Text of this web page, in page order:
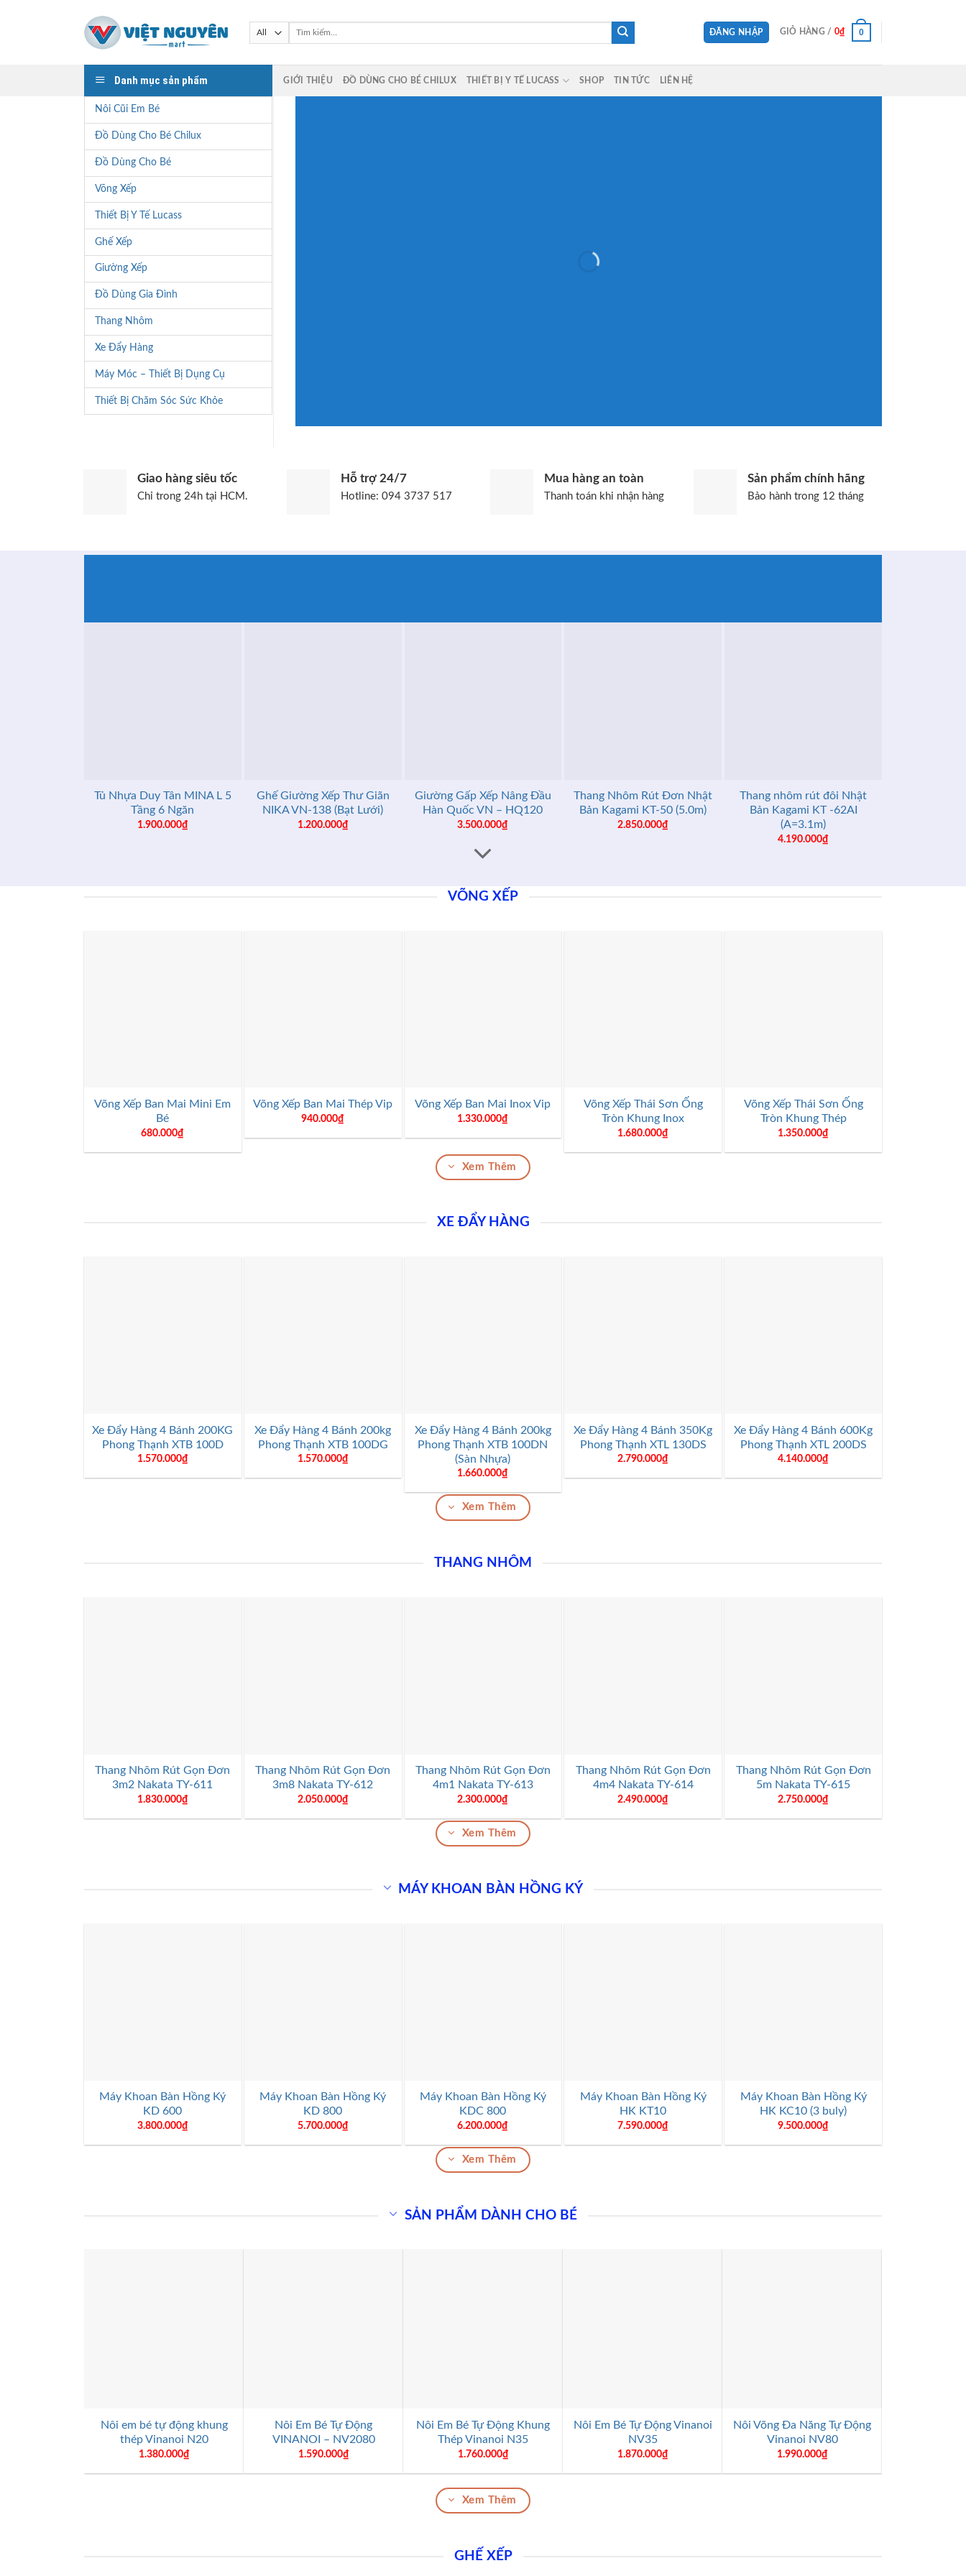
ĐĂNG NHẬP GIỎ HÀNG / 0₫ 0
Danh mục sản phẩm
Nôi Cũi Em Bé
Đồ Dùng Cho Bé Chilux
Đồ Dùng Cho Bé
Võng Xếp
Thiết Bị Y Tế Lucass
Ghế Xếp
Giường Xếp
Đồ Dùng Gia Đình
Thang Nhôm
Xe Đẩy Hàng
Máy Móc – Thiết Bị Dụng Cụ
Thiết Bị Chăm Sóc Sức Khỏe
GIỚI THIỆU ĐỒ DÙNG CHO BÉ CHILUX THIẾT BỊ Y TẾ LUCASS SHOP TIN TỨC LIÊN HỆ
Giao hàng siêu tốc
Chỉ trong 24h tại HCM.
Hỗ trợ 24/7
Hotline: 094 3737 517
Mua hàng an toàn
Thanh toán khi nhận hàng
Sản phẩm chính hãng
Bảo hành trong 12 tháng
Tủ Nhựa Duy Tân MINA L 5
Tầng 6 Ngăn
1.900.000₫
Ghế Giường Xếp Thư Giãn
NIKA VN-138 (Bạt Lưới)
1.200.000₫
Giường Gấp Xếp Nâng Đầu
Hàn Quốc VN – HQ120
3.500.000₫
Thang Nhôm Rút Đơn Nhật
Bản Kagami KT-50 (5.0m)
2.850.000₫
Thang nhôm rút đôi Nhật
Bản Kagami KT -62AI
(A=3.1m)
4.190.000₫
VÕNG XẾP
Võng Xếp Ban Mai Mini Em
Bé
680.000₫
Võng Xếp Ban Mai Thép Vip
940.000₫
Võng Xếp Ban Mai Inox Vip
1.330.000₫
Võng Xếp Thái Sơn Ống
Tròn Khung Inox
1.680.000₫
Võng Xếp Thái Sơn Ống
Tròn Khung Thép
1.350.000₫
Xem Thêm
XE ĐẨY HÀNG
Xe Đẩy Hàng 4 Bánh 200KG
Phong Thạnh XTB 100D
1.570.000₫
Xe Đẩy Hàng 4 Bánh 200kg
Phong Thạnh XTB 100DG
1.570.000₫
Xe Đẩy Hàng 4 Bánh 200kg
Phong Thạnh XTB 100DN
(Sàn Nhựa)
1.660.000₫
Xe Đẩy Hàng 4 Bánh 350Kg
Phong Thạnh XTL 130DS
2.790.000₫
Xe Đẩy Hàng 4 Bánh 600Kg
Phong Thạnh XTL 200DS
4.140.000₫
Xem Thêm
THANG NHÔM
Thang Nhôm Rút Gọn Đơn
3m2 Nakata TY-611
1.830.000₫
Thang Nhôm Rút Gọn Đơn
3m8 Nakata TY-612
2.050.000₫
Thang Nhôm Rút Gọn Đơn
4m1 Nakata TY-613
2.300.000₫
Thang Nhôm Rút Gọn Đơn
4m4 Nakata TY-614
2.490.000₫
Thang Nhôm Rút Gọn Đơn
5m Nakata TY-615
2.750.000₫
Xem Thêm
MÁY KHOAN BÀN HỒNG KÝ
Máy Khoan Bàn Hồng Ký
KD 600
3.800.000₫
Máy Khoan Bàn Hồng Ký
KD 800
5.700.000₫
Máy Khoan Bàn Hồng Ký
KDC 800
6.200.000₫
Máy Khoan Bàn Hồng Ký
HK KT10
7.590.000₫
Máy Khoan Bàn Hồng Ký
HK KC10 (3 buly)
9.500.000₫
Xem Thêm
SẢN PHẨM DÀNH CHO BÉ
Nôi em bé tự động khung
thép Vinanoi N20
1.380.000₫
Nôi Em Bé Tự Động
VINANOI – NV2080
1.590.000₫
Nôi Em Bé Tự Động Khung
Thép Vinanoi N35
1.760.000₫
Nôi Em Bé Tự Động Vinanoi
NV35
1.870.000₫
Nôi Võng Đa Năng Tự Động
Vinanoi NV80
1.990.000₫
Xem Thêm
GHẾ XẾP